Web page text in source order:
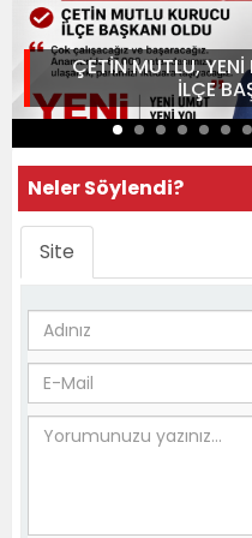
ÇETİN MUTLU,
İLÇE
Neler Söylendi?
Site